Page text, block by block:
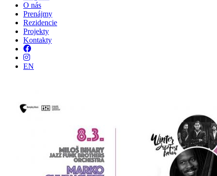
O nás
Prenájmy
Rezidencie
Projekty
Kontakty
Facebook
Instagram
EN